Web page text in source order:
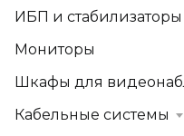
ИБП и
Мониторы
Шкафы для
Кабельные системы